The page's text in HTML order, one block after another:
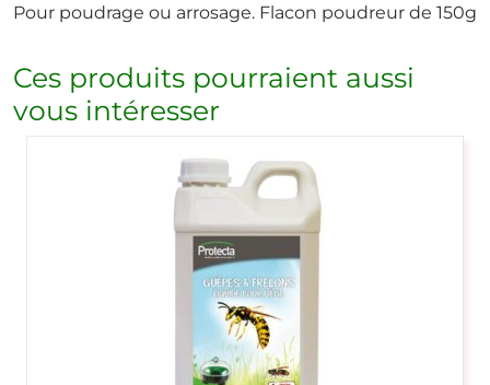
Pour poudrage ou arrosage. Flacon poudreur de 150g
Ces produits pourraient aussi
vous intéresser